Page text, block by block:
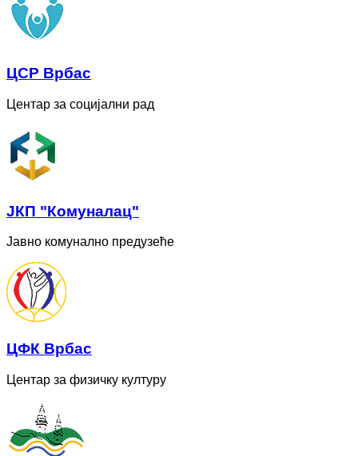
ЦСР Врбас
Центар за социјални рад
ЈКП "Комуналац"
Јавно комунално предузеће
ЦФК Врбас
Центар за физичку културу